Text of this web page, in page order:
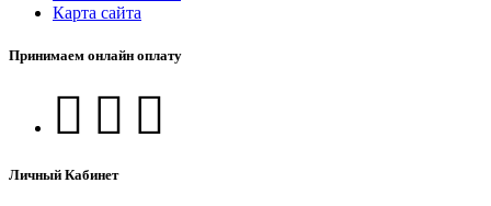
Карта сайта
Принимаем онлайн оплату
Личный Кабинет